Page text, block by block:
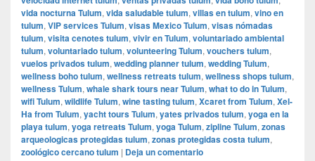
vida nocturna Tulum, vida saludable tulum, villas en tulum, vino en
tulum, VIP services Tulum, visas Mexico Tulum, visas nómadas
tulum, visita cenotes tulum, vivir en Tulum, voluntariado ambiental
tulum, voluntariado tulum, volunteering Tulum, vouchers tulum,
vuelos privados tulum, wedding planner tulum, wedding Tulum,
wellness boho tulum, wellness retreats tulum, wellness shops tulum,
wellness Tulum, whale shark tours near Tulum, what to do in Tulum,
wifi Tulum, wildlife Tulum, wine tasting tulum, Xcaret from Tulum, Xel-
Ha from Tulum, yacht tours Tulum, yates privados tulum, yoga en la
playa tulum, yoga retreats Tulum, yoga Tulum, zipline Tulum, zonas
arqueologicas protegidas tulum, zonas protegidas costa tulum,
zoológico cercano tulum | Deja un comentario